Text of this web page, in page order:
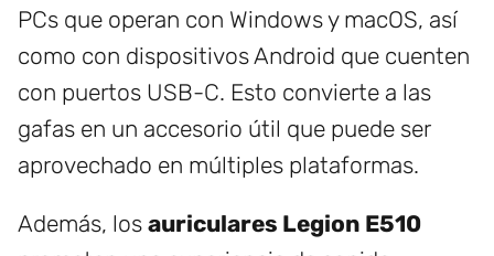
PCs que operan con Windows y macOS, así
como con dispositivos Android que cuenten
con puertos USB-C. Esto convierte a las
gafas en un accesorio útil que puede ser
aprovechado en múltiples plataformas.
Además, los auriculares Legion E510